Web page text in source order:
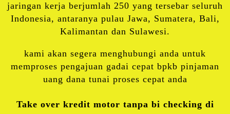
jaringan kerja berjumlah 250 yang tersebar seluruh
Indonesia, antaranya pulau Jawa, Sumatera, Bali,
Kalimantan dan Sulawesi.
kami akan segera menghubungi anda untuk
memproses pengajuan gadai cepat bpkb pinjaman
uang dana tunai proses cepat anda
Take over kredit motor tanpa bi checking di